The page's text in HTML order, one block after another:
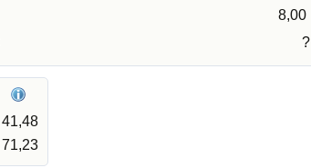
8,00
?
41,48
71,23